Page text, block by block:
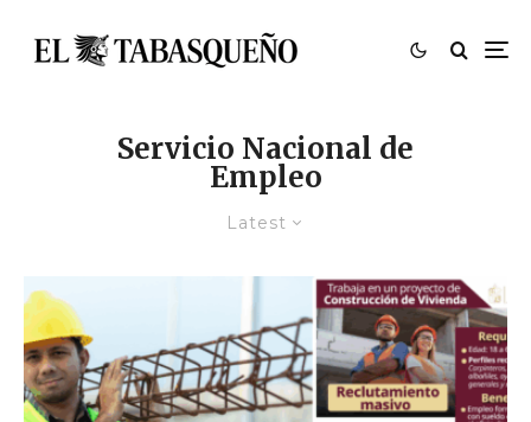
Servicio Nacional de
Empleo
Latest